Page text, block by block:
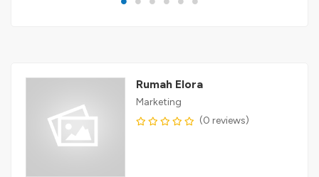
Rumah Elora
Marketing
(0 reviews)